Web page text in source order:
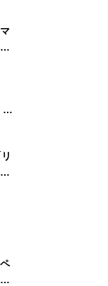
215-
請求する
で